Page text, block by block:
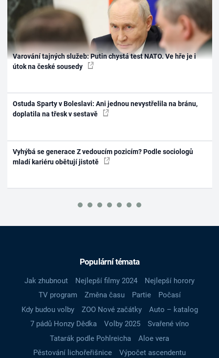
Varování tajných služeb: Putin chystá test NATO. Ve hře je i
útok na české sousedy
Ostuda Sparty v Boleslavi: Ani jednou nevystřelila na bránu,
doplatila na třesk v sestavě
Vyhýbá se generace Z vedoucím pozicím? Podle sociologů
mladí kariéru obětují jistotě
Populární témata
Jak zhubnout Nejlepší filmy 2024
Nejlepší horory
TV program
Změna času Partie
Počasí
Kdy budou volby
ZOO Nové začátky
Auto – katalog
7 pádů Honzy Dědka
Volby 2025
Svařené víno
Tatarák podle Pohlreicha
Aloe vera
Pěstování lichořeřišnice
Výpočet ascendentu